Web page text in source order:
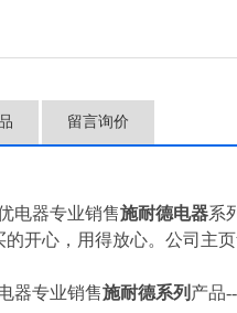
留言询价
电器专业销售施耐德电器系
开心，用得放心。公司主
器专业销售施耐德系列 产品